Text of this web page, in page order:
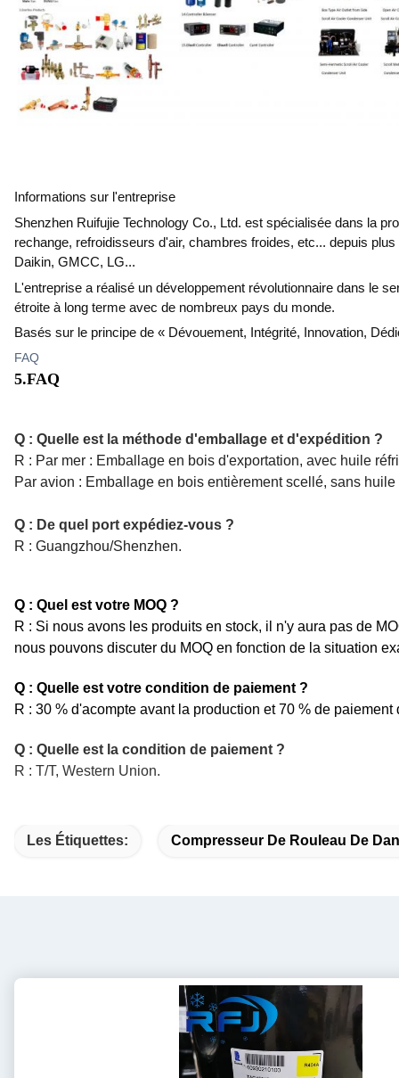
Informations sur l'entreprise
Shenzhen Ruifujie Technology Co., Ltd. est spécialisée dans la
rechange, refroidisseurs d'air, chambres froides, etc... depuis
Daikin, GMCC, LG...
L'entreprise a réalisé un développement révolutionnaire dans le
étroite à long terme avec de nombreux pays du monde.
Basés sur le principe de « Dévouement, Intégrité, Innovation,
FAQ
5.FAQ
Q : Quelle est la méthode d'emballage et d'expédition ?
R : Par mer : Emballage en bois d'exportation, avec huile
Par avion : Emballage en bois entièrement scellé, sans huile
Q : De quel port expédiez-vous ?
R : Guangzhou/Shenzhen.
Q : Quel est votre MOQ ?
R : Si nous avons les produits en stock, il n'y aura pas de
nous pouvons discuter du MOQ en fonction de la situation
Q : Quelle est votre condition de paiement ?
R : 30 % d'acompte avant la production et 70 % de
Q : Quelle est la condition de paiement ?
R : T/T, Western Union.
Les Étiquettes: Compresseur De Rouleau De